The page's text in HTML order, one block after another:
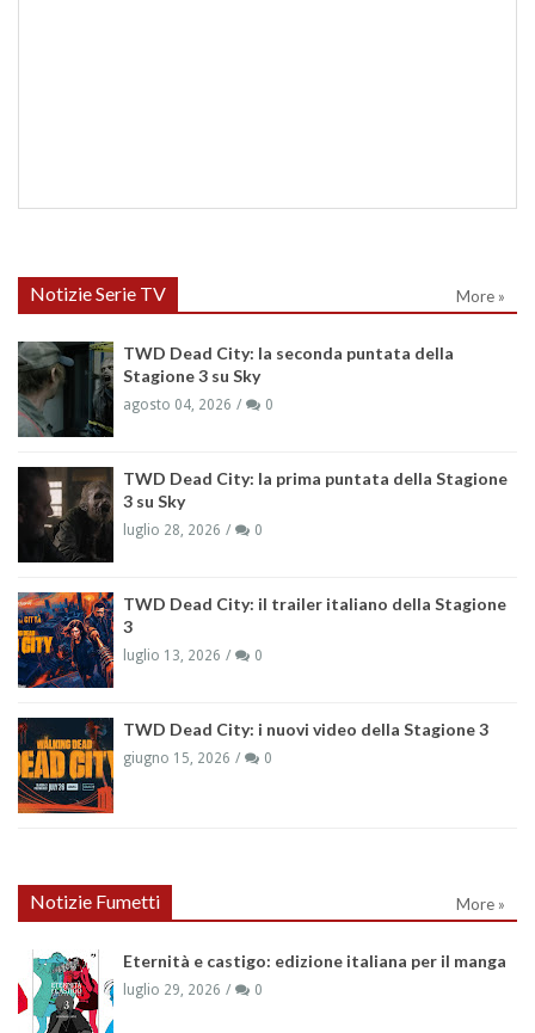
Notizie Serie TV More »
TWD Dead City: la seconda puntata della
Stagione 3 su Sky
agosto 04, 2026 0
TWD Dead City: la prima puntata della Stagione
3 su Sky
luglio 28, 2026 0
TWD Dead City: il trailer italiano della Stagione
3
luglio 13, 2026 0
TWD Dead City: i nuovi video della Stagione 3
giugno 15, 2026 0
Notizie Fumetti More »
Eternità e castigo: edizione italiana per il manga
luglio 29, 2026 0